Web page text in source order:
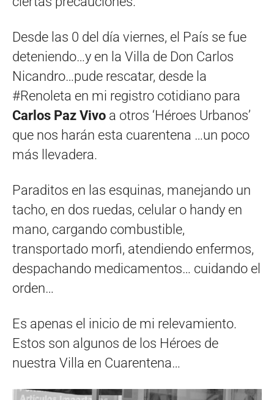
Desde las 0 del día viernes, el País se fue
deteniendo…y en la Villa de Don Carlos
Nicandro…pude rescatar, desde la
#Renoleta en mi registro cotidiano para
Carlos Paz Vivo a otros ‘Héroes Urbanos’
que nos harán esta cuarentena …un poco
más llevadera.
Paraditos en las esquinas, manejando un
tacho, en dos ruedas, celular o handy en
mano, cargando combustible,
transportado morfi, atendiendo enfermos,
despachando medicamentos… cuidando el
orden…
Es apenas el inicio de mi relevamiento.
Estos son algunos de los Héroes de
nuestra Villa en Cuarentena…